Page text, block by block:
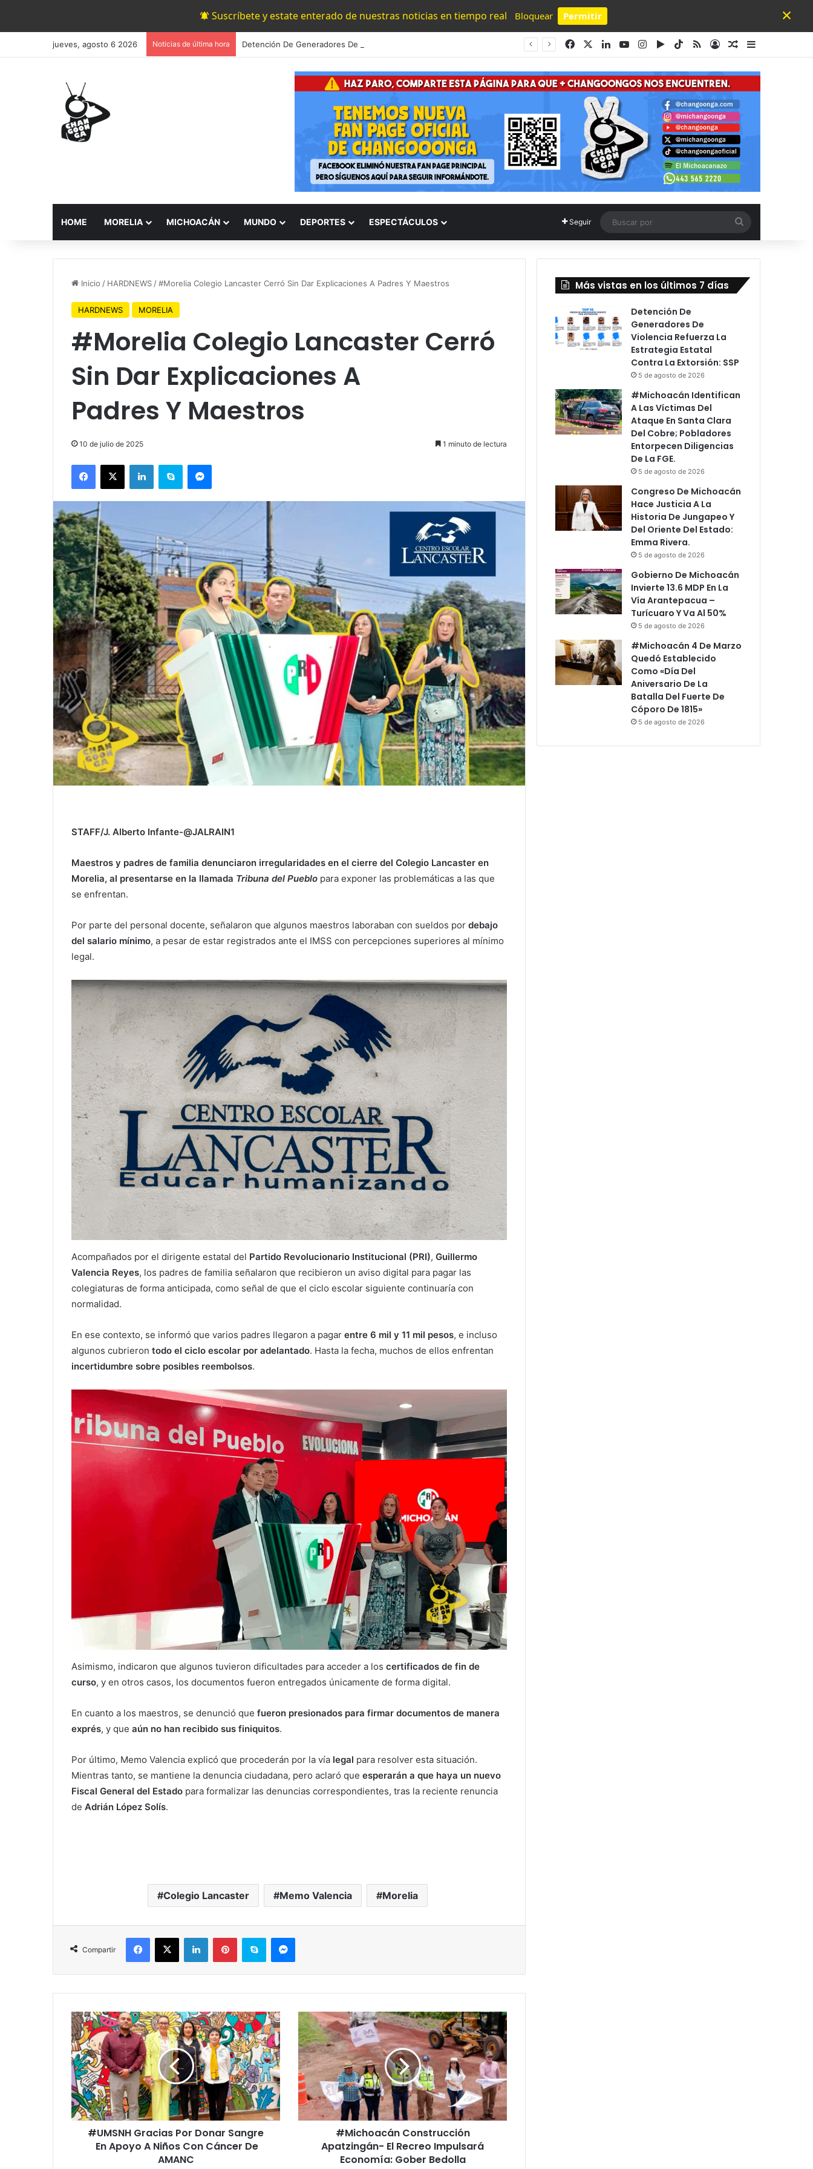
Suscríbete y estate enterado de nuestras noticias en tiempo real Bloquear Permitir
Powered by SendPulse
×
jueves, agosto 6 2026 Noticias de última hora FacebookLinkedInYouTubeInstagram
Google Play
TikTok
RSSAccesoPublicación al
Barra lateral
HOME MORELIA MICHOACÁN MUNDO DEPORTES ESPECTÁCULOS Seguir
por
Inicio / HARDNEWS /#Morelia Colegio Lancaster Cerró Sin Dar Explicaciones A Padres Y Maestros
HARDNEWS MORELIA
#Morelia Colegio Lancaster Cerró
Sin Dar Explicaciones A
Padres Y Maestros
10 de julio de 2025 1 minuto de lectura
Facebook
X LinkedInSkype Messenger
STAFF/J. Alberto Infante-@JALRAIN1
Maestros y padres de familia denunciaron irregularidades en el cierre del Colegio Lancaster en
Morelia, al presentarse en la llamada Tribuna del Pueblo para exponer las problemáticas a las que
se enfrentan.
Por parte del personal docente, señalaron que algunos maestros laboraban con sueldos por debajo
del salario mínimo, a pesar de estar registrados ante el IMSS con percepciones superiores al mínimo
legal.
Acompañados por el dirigente estatal del Partido Revolucionario Institucional (PRI), Guillermo
Valencia Reyes, los padres de familia señalaron que recibieron un aviso digital para pagar las
colegiaturas de forma anticipada, como señal de que el ciclo escolar siguiente continuaría con
normalidad.
En ese contexto, se informó que varios padres llegaron a pagar entre 6 mil y 11 mil pesos, e incluso
algunos cubrieron todo el ciclo escolar por adelantado. Hasta la fecha, muchos de ellos enfrentan
incertidumbre sobre posibles reembolsos.
Asimismo, indicaron que algunos tuvieron dificultades para acceder a los certificados de fin de
curso, y en otros casos, los documentos fueron entregados únicamente de forma digital.
En cuanto a los maestros, se denunció que fueron presionados para firmar documentos de manera
exprés, y que aún no han recibido sus finiquitos.
Por último, Memo Valencia explicó que procederán por la vía legal para resolver esta situación.
Mientras tanto, se mantiene la denuncia ciudadana, pero aclaró que esperarán a que haya un nuevo
Fiscal General del Estado para formalizar las denuncias correspondientes, tras la reciente renuncia
de Adrián López Solís.
Colegio Lancaster Memo Valencia Morelia
Compartir
Facebook
X LinkedInPinterestSkype Messenger
#UMSNH
Gracias
Por
Donar
Sangre
En
Apoyo
A
Niños
Cáncer
#UMSNH Gracias Por Donar Sangre
En Apoyo A Niños Con Cáncer De
AMANC
#Michoacán
Construcción
Apatzingán-
El
Recreo
Impulsará
Economía:
Gober
Bedolla
#Michoacán Construcción
Apatzingán- El Recreo Impulsará
Economía: Gober Bedolla
Más vistas en los últimos 7 días
Detención De
Generadores De
Violencia Refuerza La
Estrategia Estatal
Contra La Extorsión: SSP
5 de agosto de 2026
#Michoacán Identifican
A Las Víctimas Del
Ataque En Santa Clara
Del Cobre; Pobladores
Entorpecen Diligencias
De La FGE.
5 de agosto de 2026
Congreso De Michoacán
Hace Justicia A La
Historia De Jungapeo Y
Del Oriente Del Estado:
Emma Rivera.
5 de agosto de 2026
Gobierno De Michoacán
Invierte 13.6 MDP En La
Vía Arantepacua –
Turícuaro Y Va Al 50%
5 de agosto de 2026
#Michoacán 4 De Marzo
Quedó Establecido
Como «Día Del
Aniversario De La
Batalla Del Fuerte De
Cóporo De 1815»
5 de agosto de 2026